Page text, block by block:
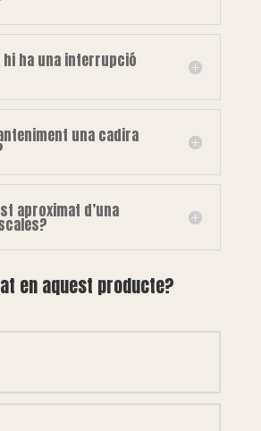
hi ha una interrupció
una cadira
aproximat d’una
en aquest producte?